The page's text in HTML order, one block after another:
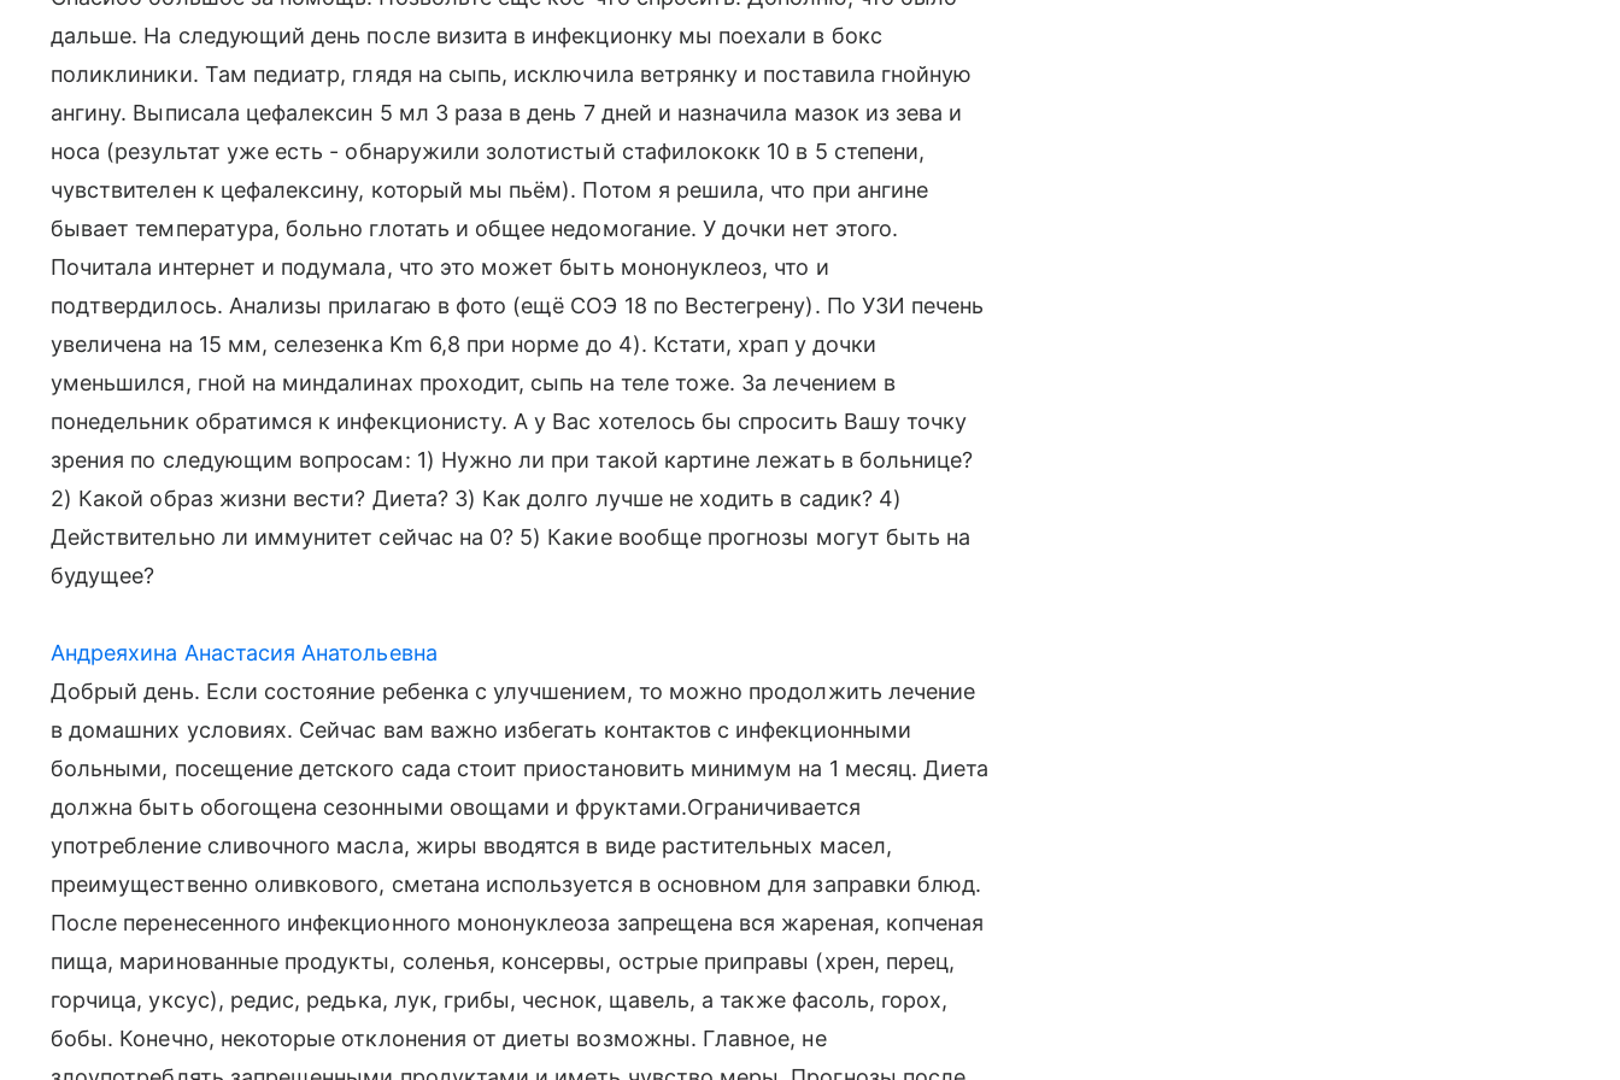
дальше. На следующий день после визита в инфекционку мы поехали в бокс
поликлиники. Там педиатр, глядя на сыпь, исключила ветрянку и поставила гнойную
ангину. Выписала цефалексин 5 мл 3 раза в день 7 дней и назначила мазок из зева и
носа (результат уже есть - обнаружили золотистый стафилококк 10 в 5 степени,
чувствителен к цефалексину, который мы пьём). Потом я решила, что при ангине
бывает температура, больно глотать и общее недомогание. У дочки нет этого.
Почитала интернет и подумала, что это может быть мононуклеоз, что и
подтвердилось. Анализы прилагаю в фото (ещё СОЭ 18 по Вестегрену). По УЗИ печень
увеличена на 15 мм, селезенка Km 6,8 при норме до 4). Кстати, храп у дочки
уменьшился, гной на миндалинах проходит, сыпь на теле тоже. За лечением в
понедельник обратимся к инфекционисту. А у Вас хотелось бы спросить Вашу точку
зрения по следующим вопросам: 1) Нужно ли при такой картине лежать в больнице?
2) Какой образ жизни вести? Диета? 3) Как долго лучше не ходить в садик? 4)
Действительно ли иммунитет сейчас на 0? 5) Какие вообще прогнозы могут быть на
будущее?
Андреяхина Анастасия Анатольевна
Добрый день. Если состояние ребенка с улучшением, то можно продолжить лечение
в домашних условиях. Сейчас вам важно избегать контактов с инфекционными
больными, посещение детского сада стоит приостановить минимум на 1 месяц. Диета
должна быть обогощена сезонными овощами и фруктами.Ограничивается
употребление сливочного масла, жиры вводятся в виде растительных масел,
преимущественно оливкового, сметана используется в основном для заправки блюд.
После перенесенного инфекционного мононуклеоза запрещена вся жареная, копченая
пища, маринованные продукты, соленья, консервы, острые приправы (хрен, перец,
горчица, уксус), редис, редька, лук, грибы, чеснок, щавель, а также фасоль, горох,
бобы. Конечно, некоторые отклонения от диеты возможны. Главное, не